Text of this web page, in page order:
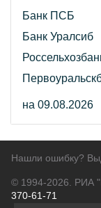
Банк ПСБ
Банк Уралсиб
на 09.08.2026
Нашли ошибку?
© 1994-2026. РИА
370-61-71